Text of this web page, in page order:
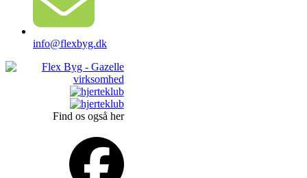
info@flexbyg.dk
Find os også her